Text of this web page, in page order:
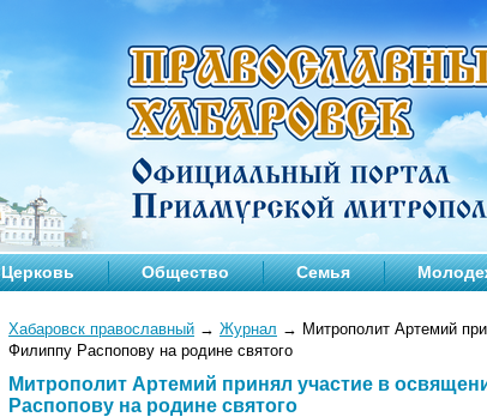
Церковь Общество Семья
Хабаровск православный → Журнал → Митрополит Артемий
Филиппу Распопову на родине святого
Митрополит Артемий принял участие в
Распопову на родине святого